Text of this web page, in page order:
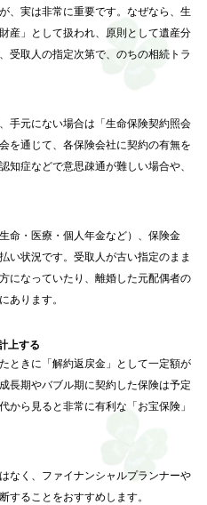
、実は非常に重要です。なぜなら、生
産」として扱われ、原則として遺産分
受取人の指定次第で、のちの相続トラ
手元にない場合は「生命保険契約照会
を通じて、各保険会社に契約の有無を
知症などで意思疎通が難しい場合や、
命・医療・個人年金など）、保険金
い状況です。受取人が古い指定のまま
になっていたり、離婚した元配偶者の
あります。
上する
ときに「解約返戻金」として一定額が
長期やバブル期に契約した保険は予定
から見ると非常に有利な「お宝保険」
なく、ファイナンシャルプランナーや
することをおすすめします。